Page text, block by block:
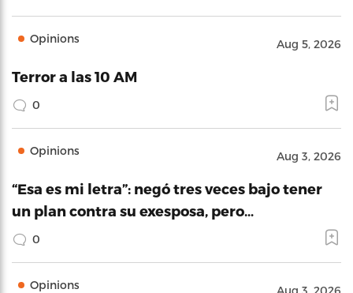
Opinions Aug 5, 2026
Terror a las 10 AM
0
Opinions Aug 3, 2026
“Esa es mi letra”: negó tres veces bajo tener
un plan contra su exesposa, pero…
0
Opinions Aug 3, 2026